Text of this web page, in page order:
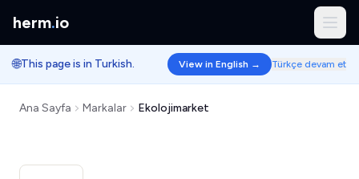
herm.io
🌐This page is in Turkish. View in English → Türkçe devam et
Ana Sayfa Markalar Ekolojimarket